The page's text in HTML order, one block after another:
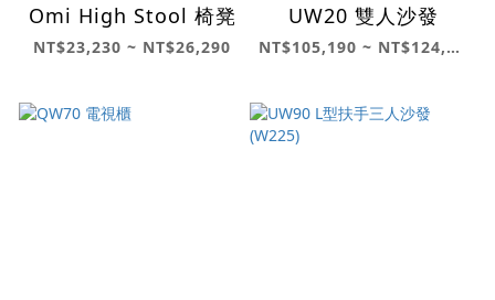
Omi High Stool 椅凳
NT$23,230 ~ NT$26,290
UW20 雙人沙發
NT$105,190 ~ NT$124,460